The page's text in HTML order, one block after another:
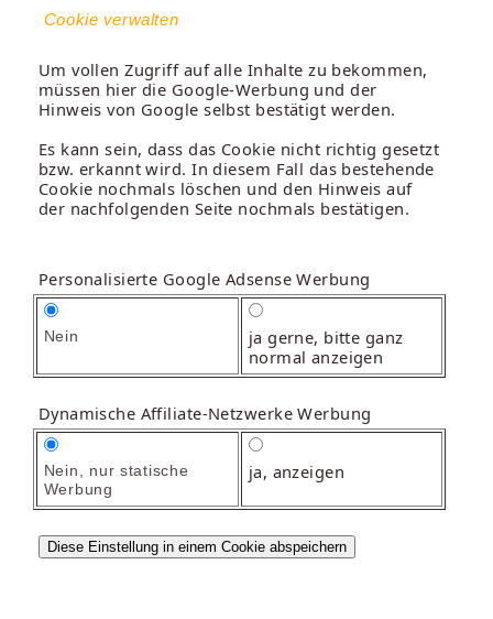
Cookie verwalten
Um vollen Zugriff auf alle Inhalte zu bekommen,
müssen hier die Google-Werbung und der
Hinweis von Google selbst bestätigt werden.
Es kann sein, dass das Cookie nicht richtig gesetzt
bzw. erkannt wird. In diesem Fall das bestehende
Cookie nochmals löschen und den Hinweis auf
der nachfolgenden Seite nochmals bestätigen.
Personalisierte Google Adsense Werbung
Nein
ja gerne, bitte ganz
normal anzeigen
Dynamische Affiliate-Netzwerke Werbung
Nein, nur statische
Werbung
ja, anzeigen
Diese Einstellung in einem Cookie abspeichern